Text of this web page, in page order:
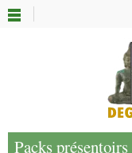
Packs présentoirs